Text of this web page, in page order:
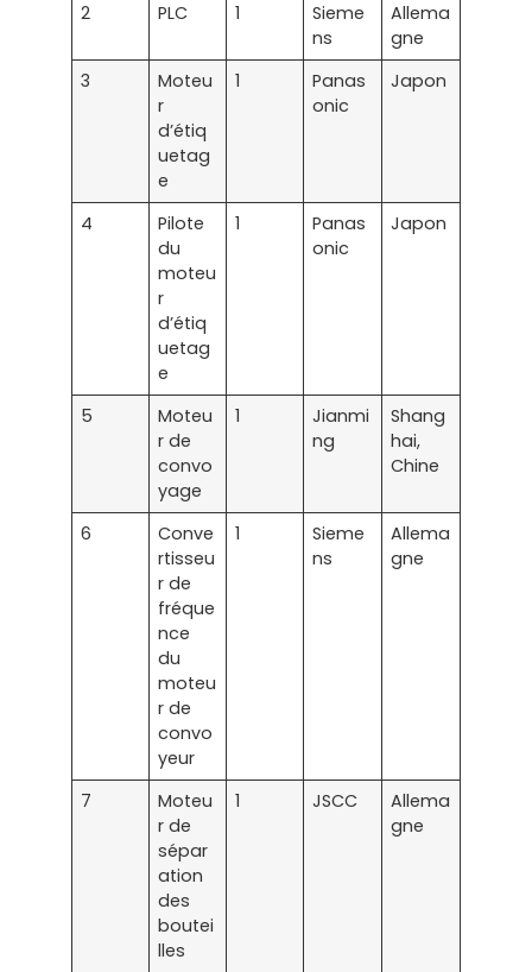
2
PLC 1
Sieme
ns
Allema
gne
3
Moteu
r
d’étiq
uetag
e
1
Panas
onic
Japon
4
Pilote
du
moteu
r
d’étiq
uetag
e
1
Panas
onic
Japon
5
Moteu
r de
convo
yage
1
Jianmi
ng
Shang
hai,
Chine
6
Conve
rtisseu
r de
fréque
nce
du
moteu
r de
convo
yeur
1
Sieme
ns
Allema
gne
7
Moteu
r de
sépar
ation
des
boutei
lles
1 JSCC
Allema
gne